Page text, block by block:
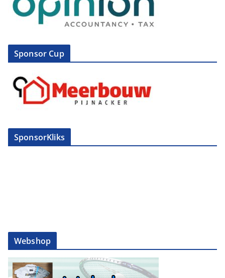
Sponsor Cup
SponsorKliks
Webshop